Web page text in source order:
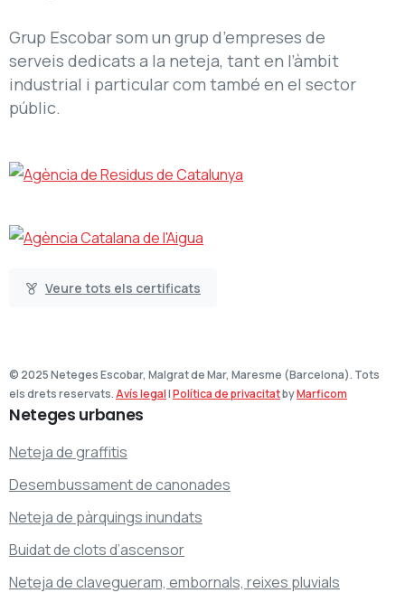
Grup Escobar som un grup d’empreses de
serveis dedicats a la neteja, tant en l’àmbit
industrial i particular com també en el sector
públic.
Veure tots els certificats
© 2025 Neteges Escobar, Malgrat de Mar, Maresme (Barcelona). Tots
els drets reservats.Avís legal|Política de privacitatbyMarficom
Neteges urbanes
Neteja de graffitis
Desembussament de canonades
Neteja de pàrquings inundats
Buidat de clots d’ascensor
Neteja de clavegueram, embornals, reixes pluvials